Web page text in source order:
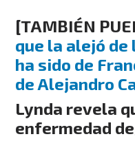
[TAMBIÉN
que la alejó de
ha sido de
de Alejandro
Lynda revela
enfermedad